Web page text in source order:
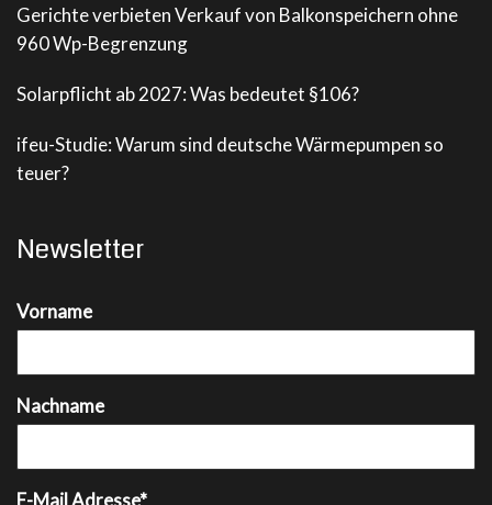
Gerichte verbieten Verkauf von Balkonspeichern ohne
960 Wp-Begrenzung
Solarpflicht ab 2027: Was bedeutet §106?
ifeu-Studie: Warum sind deutsche Wärmepumpen so
teuer?
Newsletter
Vorname
Nachname